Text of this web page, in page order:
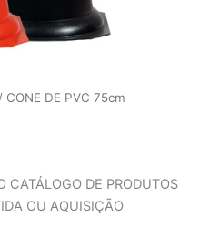
CONE DE PVC 75cm
CATÁLOGO DE PRODUTOS
OU AQUISIÇÃO